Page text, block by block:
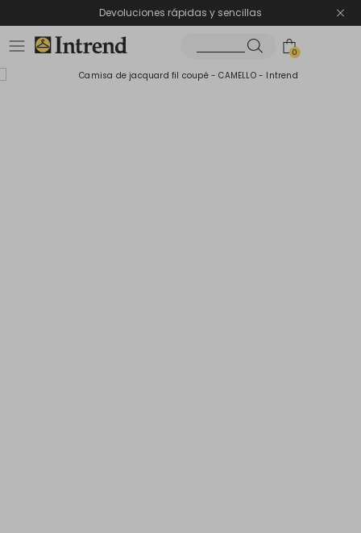
Devoluciones rápidas y sencillas
0